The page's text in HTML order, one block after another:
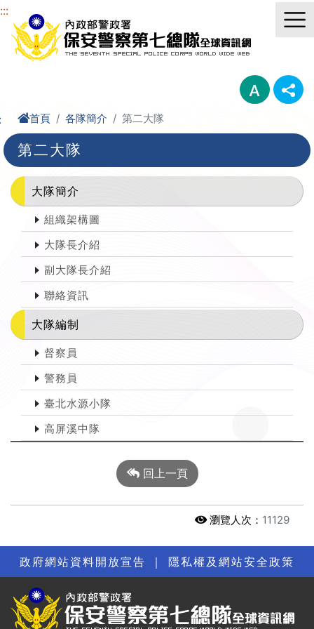
進入內容區塊
:::
首頁 各隊簡介 第二大隊
第二大隊
大隊簡介
組織架構圖
大隊長介紹
副大隊長介紹
聯絡資訊
大隊編制
督察員
警務員
臺北水源小隊
高屏溪中隊
回上一頁
瀏覽人次： 11129
政府網站資料開放宣告 ｜ 隱私權及網站安全政策